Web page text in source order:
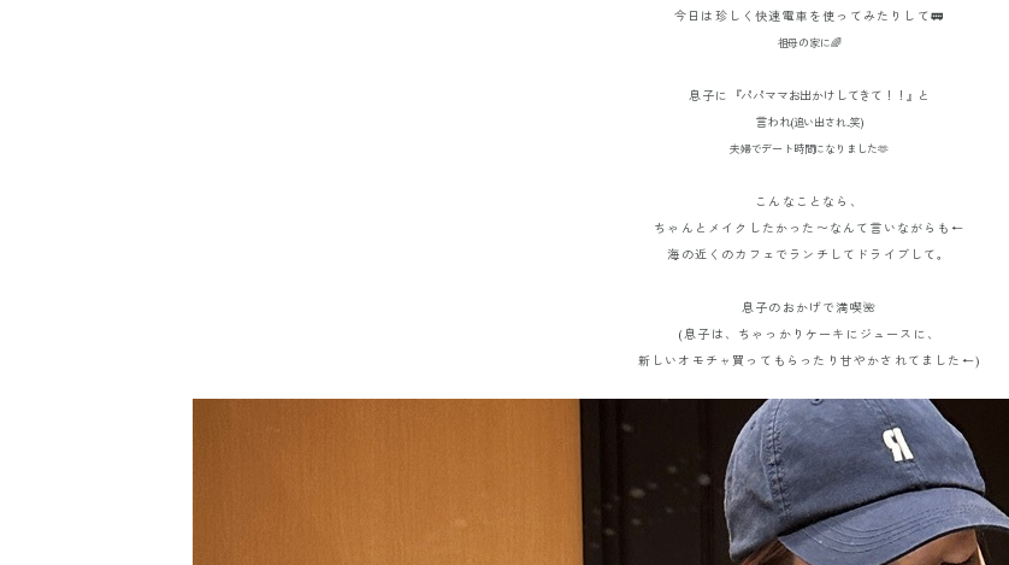
今日は珍しく快速電車を使ってみたりして🚃
祖母の家に🌈
息子に
『パパママお出かけしてきて！！』と
言われ(追い出され..笑)
夫婦でデート時間になりました🫶
こんなことなら、
ちゃんとメイクしたかった〜なんて言いながらも←
海の近くのカフェでランチしてドライブして。
息子のおかげで満喫🌺
(息子は、ちゃっかりケーキにジュースに、
新しいオモチャ買ってもらったり甘やかされてました←)